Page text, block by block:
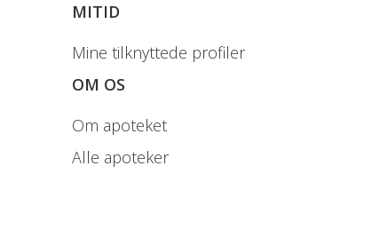
MITID
Mine tilknyttede profiler
OM OS
Om apoteket
Alle apoteker